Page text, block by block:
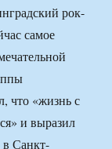
рок-
самое
что «жизнь с
и выразил
в Санкт-